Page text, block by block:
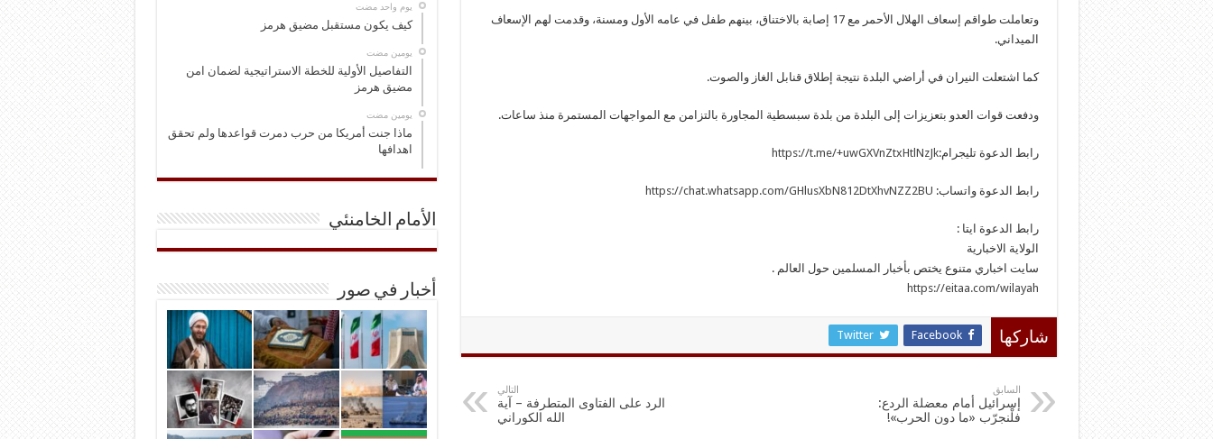
وتعاملت طواقم إسعاف الهلال الأحمر مع 17 إصابة بالاختناق، بينهم طفل في عامه الأول ومسنة، وقدمت لهم الإسعاف
الميداني.
كما اشتعلت النيران في أراضي البلدة نتيجة إطلاق قنابل الغاز والصوت.
ودفعت قوات العدو بتعزيزات إلى البلدة من بلدة سبسطية المجاورة بالتزامن مع المواجهات المستمرة منذ ساعات.
رابط الدعوة تليجرام:https://t.me/+uwGXVnZtxHtlNzJk
رابط الدعوة واتساب: https://chat.whatsapp.com/GHlusXbN812DtXhvNZZ2BU
رابط الدعوة ايتا :
الولاية الاخبارية
سايت اخباري متنوع يختص بأخبار المسلمين حول العالم .
https://eitaa.com/wilayah
شاركها Facebook
Twitter
السابق
إسرائيل أمام معضلة الردع:
فلْنجرّب «ما دون الحرب»!
التالي
الرد على الفتاوى المتطرفة – آية
الله الكوراني
‏يوم واحد مضت
كيف يكون مستقبل مضيق هرمز
‏يومين مضت
التفاصيل الأولية للخطة الاستراتيجية لضمان امن
مضيق هرمز
‏يومين مضت
ماذا جنت أمريكا من حرب دمرت قواعدها ولم تحقق
اهدافها
الأمام الخامنئي
أخبار في صور